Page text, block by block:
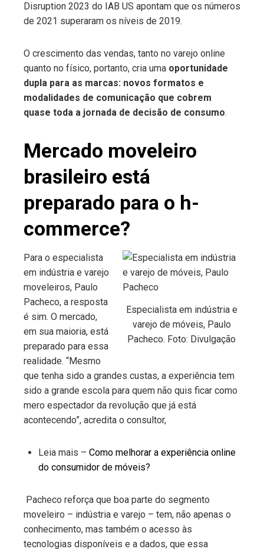
Disruption 2023 do IAB US apontam que os números
de 2021 superaram os níveis de 2019.
O crescimento das vendas, tanto no varejo online
quanto no físico, portanto, cria uma oportunidade
dupla para as marcas: novos formatos e
modalidades de comunicação que cobrem
quase toda a jornada de decisão de consumo.
Mercado moveleiro
brasileiro está
preparado para o h-
commerce?
Especialista em indústria e
varejo de móveis, Paulo
Pacheco. Foto: Divulgação
Para o especialista
em indústria e varejo
moveleiros, Paulo
Pacheco, a resposta
é sim. O mercado,
em sua maioria, está
preparado para essa
realidade. “Mesmo
que tenha sido a grandes custas, a experiência tem
sido a grande escola para quem não quis ficar como
mero espectador da revolução que já está
acontecendo”, acredita o consultor,
Leia mais – Como melhorar a experiência online
do consumidor de móveis?
Pacheco reforça que boa parte do segmento
moveleiro – indústria e varejo – tem, não apenas o
conhecimento, mas também o acesso às
tecnologias disponíveis e a dados, que essa